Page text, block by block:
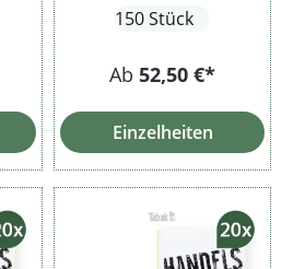
150 Stück
Ab 52,50 €*
Einzelheiten